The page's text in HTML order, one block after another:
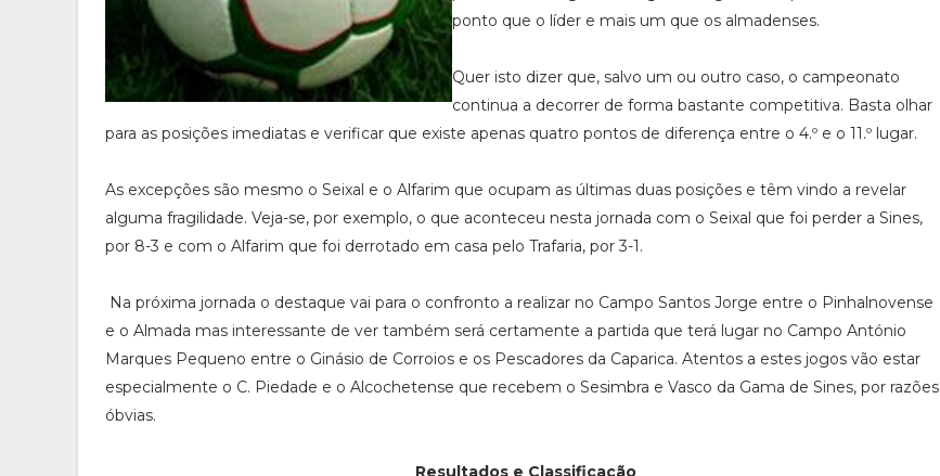
ponto que o líder e mais um que os almadenses.
Quer isto dizer que, salvo um ou outro caso, o campeonato
continua a decorrer de forma bastante competitiva. Basta olhar
para as posições imediatas e verificar que existe apenas quatro pontos de diferença entre o 4.º e o 11.º lugar.
As excepções são mesmo o Seixal e o Alfarim que ocupam as últimas duas posições e têm vindo a revelar
alguma fragilidade. Veja-se, por exemplo, o que aconteceu nesta jornada com o Seixal que foi perder a Sines,
por 8-3 e com o Alfarim que foi derrotado em casa pelo Trafaria, por 3-1.
Na próxima jornada o destaque vai para o confronto a realizar no Campo Santos Jorge entre o Pinhalnovense
e o Almada mas interessante de ver também será certamente a partida que terá lugar no Campo António
Marques Pequeno entre o Ginásio de Corroios e os Pescadores da Caparica. Atentos a estes jogos vão estar
especialmente o C. Piedade e o Alcochetense que recebem o Sesimbra e Vasco da Gama de Sines, por razões
óbvias.
Resultados e Classificação